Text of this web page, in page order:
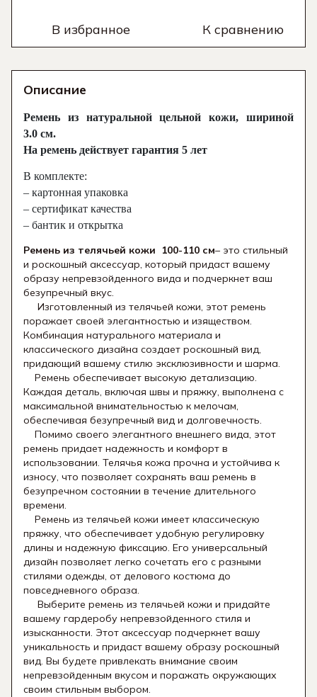
В избранное К сравнению
Описание
Ремень из натуральной цельной кожи, шириной
3.0 см.
На ремень действует гарантия 5 лет
В комплекте:
– картонная упаковка
– сертификат качества
– бантик и открытка
Ремень из телячьей кожи 100-110 см– это стильный
и роскошный аксессуар, который придаст вашему
образу непревзойденного вида и подчеркнет ваш
безупречный вкус.
Изготовленный из телячьей кожи, этот ремень
поражает своей элегантностью и изяществом.
Комбинация натурального материала и
классического дизайна создает роскошный вид,
придающий вашему стилю эксклюзивности и шарма.
Ремень обеспечивает высокую детализацию.
Каждая деталь, включая швы и пряжку, выполнена с
максимальной внимательностью к мелочам,
обеспечивая безупречный вид и долговечность.
Помимо своего элегантного внешнего вида, этот
ремень придает надежность и комфорт в
использовании. Телячья кожа прочна и устойчива к
износу, что позволяет сохранять ваш ремень в
безупречном состоянии в течение длительного
времени.
Ремень из телячьей кожи имеет классическую
пряжку, что обеспечивает удобную регулировку
длины и надежную фиксацию. Его универсальный
дизайн позволяет легко сочетать его с разными
стилями одежды, от делового костюма до
повседневного образа.
Выберите ремень из телячьей кожи и придайте
вашему гардеробу непревзойденного стиля и
изысканности. Этот аксессуар подчеркнет вашу
уникальность и придаст вашему образу роскошный
вид. Вы будете привлекать внимание своим
непревзойденным вкусом и поражать окружающих
своим стильным выбором.